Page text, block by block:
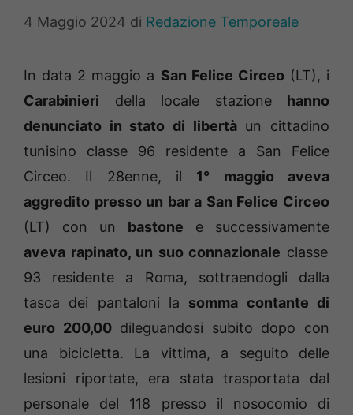
4 Maggio 2024 di Redazione Temporeale
In data 2 maggio a San Felice Circeo(LT), i
Carabinieri della locale stazione hanno
denunciato in stato di libertàun cittadino
tunisino classe 96 residente a San Felice
Circeo. Il 28enne, il 1° maggio aveva
aggredito presso un bar a San Felice Circeo
(LT) con un bastone e successivamente
aveva rapinato, un suo connazionale classe
93 residente a Roma, sottraendogli dalla
tasca dei pantaloni la somma contante di
euro 200,00dileguandosi subito dopo con
una bicicletta. La vittima, a seguito delle
lesioni riportate, era stata trasportata dal
personale del 118 presso il nosocomio di